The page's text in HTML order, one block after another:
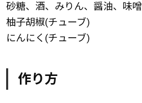
砂糖、酒、みりん、醤油、味噌
柚子胡椒(チューブ)
にんにく(チューブ)
作り方